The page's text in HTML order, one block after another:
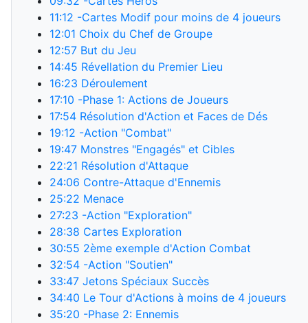
11:12 -Cartes Modif pour moins de 4 joueurs
12:01 Choix du Chef de Groupe
12:57 But du Jeu
14:45 Révellation du Premier Lieu
16:23 Déroulement
17:10 -Phase 1: Actions de Joueurs
17:54 Résolution d'Action et Faces de Dés
19:12 -Action "Combat"
19:47 Monstres "Engagés" et Cibles
22:21 Résolution d'Attaque
24:06 Contre-Attaque d'Ennemis
25:22 Menace
27:23 -Action "Exploration"
28:38 Cartes Exploration
30:55 2ème exemple d'Action Combat
32:54 -Action "Soutien"
33:47 Jetons Spéciaux Succès
34:40 Le Tour d'Actions à moins de 4 joueurs
35:20 -Phase 2: Ennemis